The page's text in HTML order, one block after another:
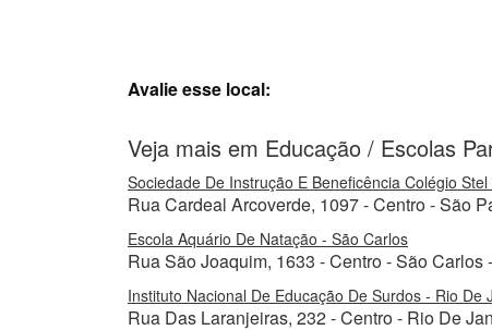
Avalie esse local:
Veja mais em Educação / Escolas
Sociedade De Instrução E Beneficência Colégio
Rua Cardeal Arcoverde, 1097 - Centro - São
Escola Aquário De Natação - São Carlos
Rua São Joaquim, 1633 - Centro - São Carlos
Instituto Nacional De Educação De Surdos - Rio De
Rua Das Laranjeiras, 232 - Centro - Rio De